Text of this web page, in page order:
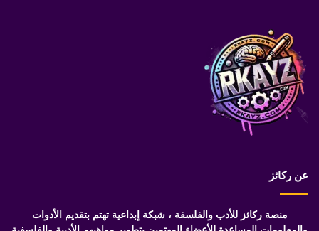
عن ركائز
منصة ركائز للأدب والفلسفة ، شبكة إبداعية تهتم بتقديم الأدوات